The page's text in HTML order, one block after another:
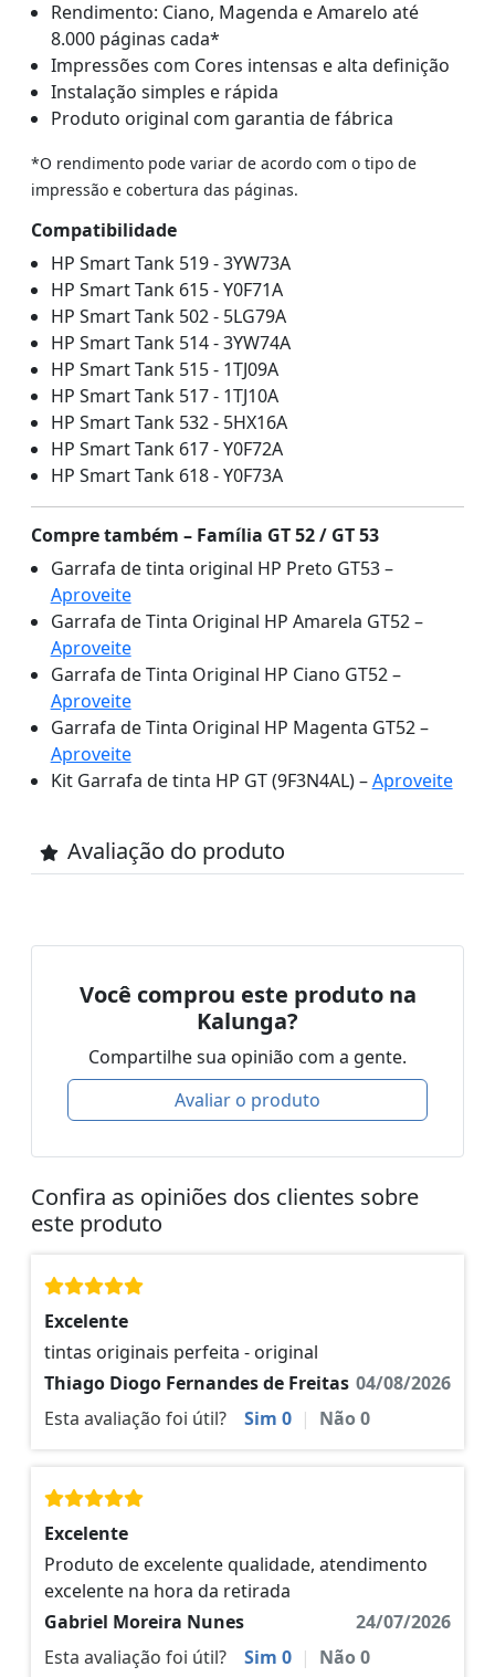
Rendimento: Ciano, Magenda e Amarelo até
8.000 páginas cada*
Impressões com Cores intensas e alta definição
Instalação simples e rápida
Produto original com garantia de fábrica
*O rendimento pode variar de acordo com o tipo de
impressão e cobertura das páginas.
Compatibilidade
HP Smart Tank 519 - 3YW73A
HP Smart Tank 615 - Y0F71A
HP Smart Tank 502 - 5LG79A
HP Smart Tank 514 - 3YW74A
HP Smart Tank 515 - 1TJ09A
HP Smart Tank 517 - 1TJ10A
HP Smart Tank 532 - 5HX16A
HP Smart Tank 617 - Y0F72A
HP Smart Tank 618 - Y0F73A
Compre também – Família GT 52 / GT 53
Garrafa de tinta original HP Preto GT53 –
Aproveite
Garrafa de Tinta Original HP Amarela GT52 –
Aproveite
Garrafa de Tinta Original HP Ciano GT52 –
Aproveite
Garrafa de Tinta Original HP Magenta GT52 –
Aproveite
Kit Garrafa de tinta HP GT (9F3N4AL) –Aproveite
Avaliação do produto
Você comprou este produto na
Kalunga?
Compartilhe sua opinião com a gente.
Avaliar o produto
Confira as opiniões dos clientes sobre
este produto
Excelente
tintas originais perfeita - original
Thiago Diogo Fernandes de Freitas 04/08/2026
Esta avaliação foi útil?
Sim 0 | Não0
Excelente
Produto de excelente qualidade, atendimento
excelente na hora da retirada
Gabriel Moreira Nunes
24/07/2026
Esta avaliação foi útil?
Sim 0 | Não0